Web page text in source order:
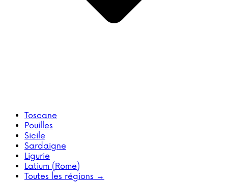
Toscane
Pouilles
Sicile
Sardaigne
Ligurie
Latium (Rome)
Toutes les régions →